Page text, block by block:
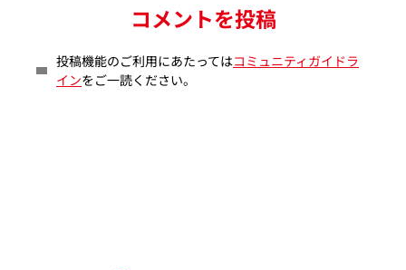
コメントを投稿
投稿機能のご利用にあたってはコミュニティガイドラ
インをご一読ください。